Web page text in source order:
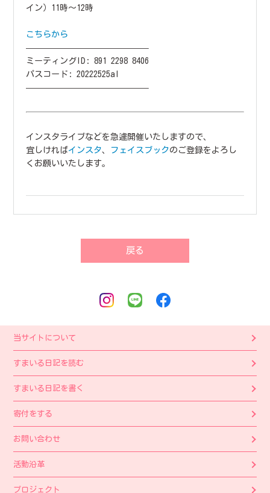
イン）11時〜12時
こちらから
——————————————–
ミーティングID: 891 2298 8406
パスコード: 20222525al
——————————————–
インスタライブなどを急遽開催いたしますので、
宜しければインスタ、 フェイスブックのご登録をよろし
くお願いいたします。
戻る
当サイトについて
すまいる日記を読む
すまいる日記を書く
寄付をする
お問い合わせ
活動沿革
プロジェクト